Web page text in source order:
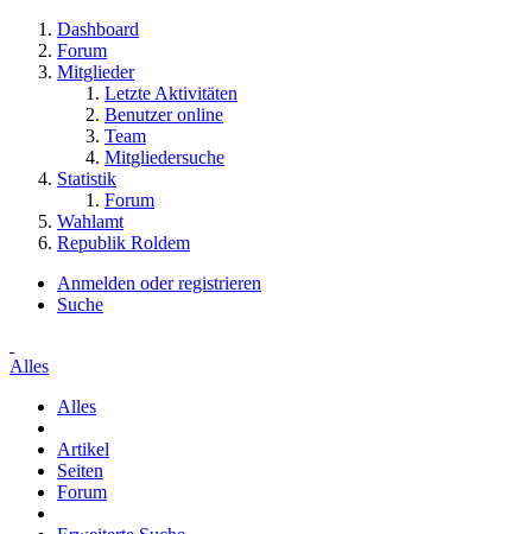
Dashboard
Forum
Mitglieder
Letzte Aktivitäten
Benutzer online
Team
Mitgliedersuche
Statistik
Forum
Wahlamt
Republik Roldem
Anmelden oder registrieren
Suche
Alles
Alles
Artikel
Seiten
Forum